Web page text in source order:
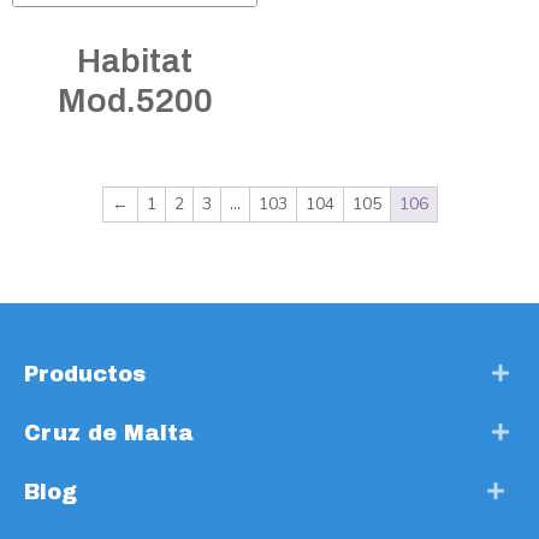
Habitat
Mod.5200
← 1 2 3 … 103 104 105 106
Productos
Cruz de Malta
Blog